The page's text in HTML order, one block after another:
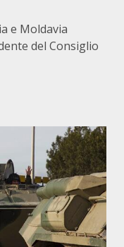
e Moldavia
del Consiglio